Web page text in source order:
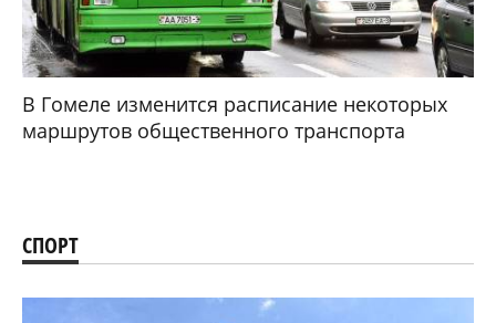
В Гомеле изменится расписание некоторых
маршрутов общественного транспорта
СПОРТ